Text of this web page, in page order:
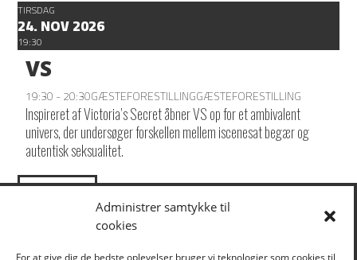
Administrer samtykke til
cookies
For at give dig de bedste oplevelser bruger vi teknologier som cookies til
TIRSDAG
24. NOV 2026
19:30
VS
19:30 - 20:30GÆSTEFORESTILLINGGÆSTEFORESTILLING
Inspireret af Victoria’s Secret åbner VS op for et ambivalent
univers, der undersøger forskellen mellem iscenesat begær og
autentisk seksualitet.
LOAD MORE
KLIK HER FOR AT TILMELDE DIG VORES NYHEDSBREV